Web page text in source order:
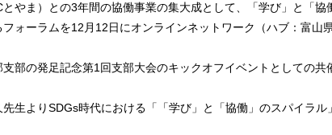
やま）との3年間の協働事業の集大成として、「学び」と「協
ォーラムを12月12日にオンラインネットワーク（ハブ：富山
部の発足記念第1回支部大会のキックオフイベントとしての共
生よりSDGs時代における「「学び」と「協働」のスパイラ